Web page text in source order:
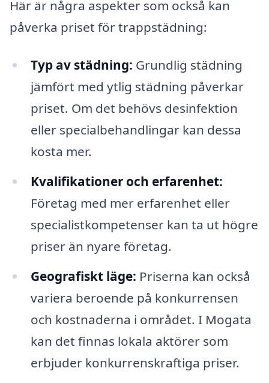
Här är några aspekter som också kan
påverka priset för trappstädning:
Typ av städning: Grundlig städning
jämfört med ytlig städning påverkar
priset. Om det behövs desinfektion
eller specialbehandlingar kan dessa
kosta mer.
Kvalifikationer och erfarenhet:
Företag med mer erfarenhet eller
specialistkompetenser kan ta ut högre
priser än nyare företag.
Geografiskt läge: Priserna kan också
variera beroende på konkurrensen
och kostnaderna i området. I Mogata
kan det finnas lokala aktörer som
erbjuder konkurrenskraftiga priser.